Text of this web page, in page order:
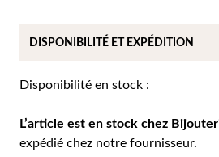
Disponibilité en stock :
L’article est en stock chez
expédié chez notre fournisseur.
DISPONIBILITÉ ET EXPÉDITION